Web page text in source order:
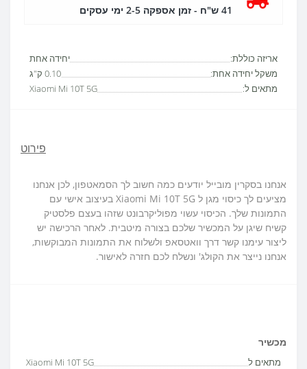
אריזה כוללת:
יחידה אחת
משקל יחידה אחת:
0.10 ק"ג
מתאים ל:
Xiaomi Mi 10T 5G
41 ש"ח - זמן אספקה 2-5 ימי עסקים
פירוט
אנחנו בסקרין מובייל יודעים כמה חשוב לך הסמאטפון, לכן אנחנו
מציעים לך כיסוי מגן ל Xiaomi Mi 10T 5G בעיצוב אישי עם
התמונות שלך. הכיסוי עשוי מפוליקרבונט שזהו בעצם פלסטיק
קשיח שיגן על המכשיר שלכם בצורה מיטבית. לאחר הרכישה יש
ליצור עימנו קשר דרך וואטסאפ ולשלוח את התמונות המבוקשות,
אנחנו נייצר את הקולג' ונשלח לכם חזרה לאישור.
מכשיר
מתאים ל Xiaomi Mi 10T 5G